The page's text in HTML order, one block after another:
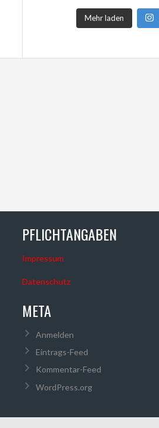
Mehr laden
PFLICHTANGABEN
Impressum
Datenschutz
META
Anmelden
Eintrags-Feed
Kommentar-Feed
WordPress.org